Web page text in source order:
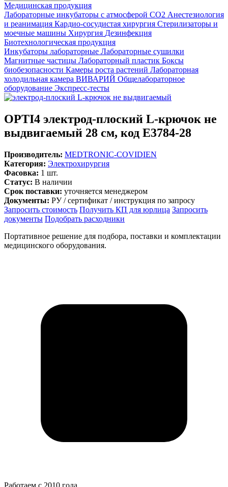
Медицинская продукция
Лабораторные инкубаторы с атмосферой CO2 Анестезиология
и реанимация Кардио-сосудистая хирургия Стерилизаторы и
моечные машины Хирургия Дезинфекция
Биотехнологическая продукция
Инкубаторы лабораторные Лабораторные сушилки
Магнитные частицы Лабораторный пластик Боксы
биобезопасности Камеры роста растений Лабораторная
холодильная камера ВИВАРИЙ Общелабораторное
оборудование Экспресс-тесты
OPTI4 электрод-плоский L-крючок не
выдвигаемый 28 см, код E3784-28
Производитель: MEDTRONIC-COVIDIEN
Категория: Электрохирургия
Фасовка: 1 шт.
Статус: В наличии
Срок поставки: уточняется менеджером
Документы: РУ / сертификат / инструкция по запросу
Запросить стоимость Получить КП для юрлица Запросить
документы Подобрать расходники
Портативное решение для подбора, поставки и комплектации
медицинского оборудования.
Работаем с 2010 года